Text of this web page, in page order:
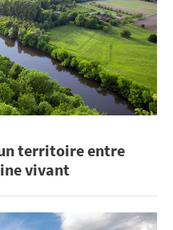
territoire entre
vivant